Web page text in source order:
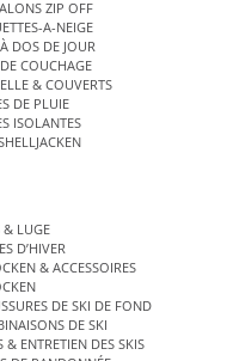
ZIP OFF
A-NEIGE
DOS DE JOUR
COUCHAGE
& COUVERTS
DE PLUIE
ISOLANTES
& LUGE
D’HIVER
& ACCESSOIRES
DE SKI DE FOND
DE SKI
& ENTRETIEN DES SKIS